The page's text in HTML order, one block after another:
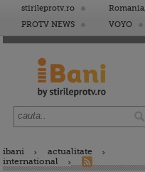
stirileprotv.ro
PROTV NEWS
VOYO
ibani
actualitate
international